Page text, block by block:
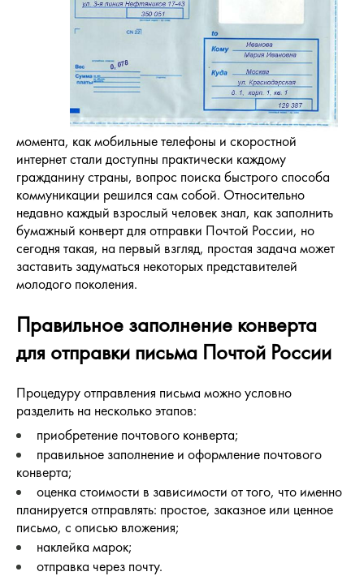
момента, как мобильные телефоны и скоростной
интернет стали доступны практически каждому
гражданину страны, вопрос поиска быстрого способа
коммуникации решился сам собой. Относительно
недавно каждый взрослый человек знал, как заполнить
бумажный конверт для отправки Почтой России, но
сегодня такая, на первый взгляд, простая задача может
заставить задуматься некоторых представителей
молодого поколения.
Правильное заполнение конверта
для отправки письма Почтой России
Процедуруотправления письма можно условно
разделить на несколько этапов:
приобретение почтового конверта;
правильное заполнение и оформление почтового
конверта;
оценка стоимости в зависимости от того, что именно
планируется отправлять: простое, заказное или ценное
письмо, с описью вложения;
наклейка марок;
отправка через почту.